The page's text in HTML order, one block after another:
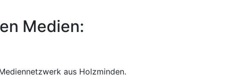
Medien:
aus Holzminden.